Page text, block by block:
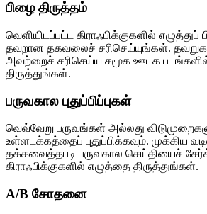
பிழை திருத்தம்
வெளியிடப்பட்ட கிராஃபிக்குகளில்
தவறான தகவலைச் சரிசெய்யுங்கள்.
அவற்றைச் சரிசெய்ய சமூக ஊடக
திருத்துங்கள்.
பருவகால புதுப்பிப்புகள்
வெவ்வேறு பருவங்கள் அல்லது
உள்ளடக்கத்தைப் புதுப்பிக்கவும். முக்கிய
தக்கவைத்தபடி பருவகால செய்தியைச்
கிராஃபிக்குகளில் எழுத்தை திருத்துங்கள்.
A/B சோதனை